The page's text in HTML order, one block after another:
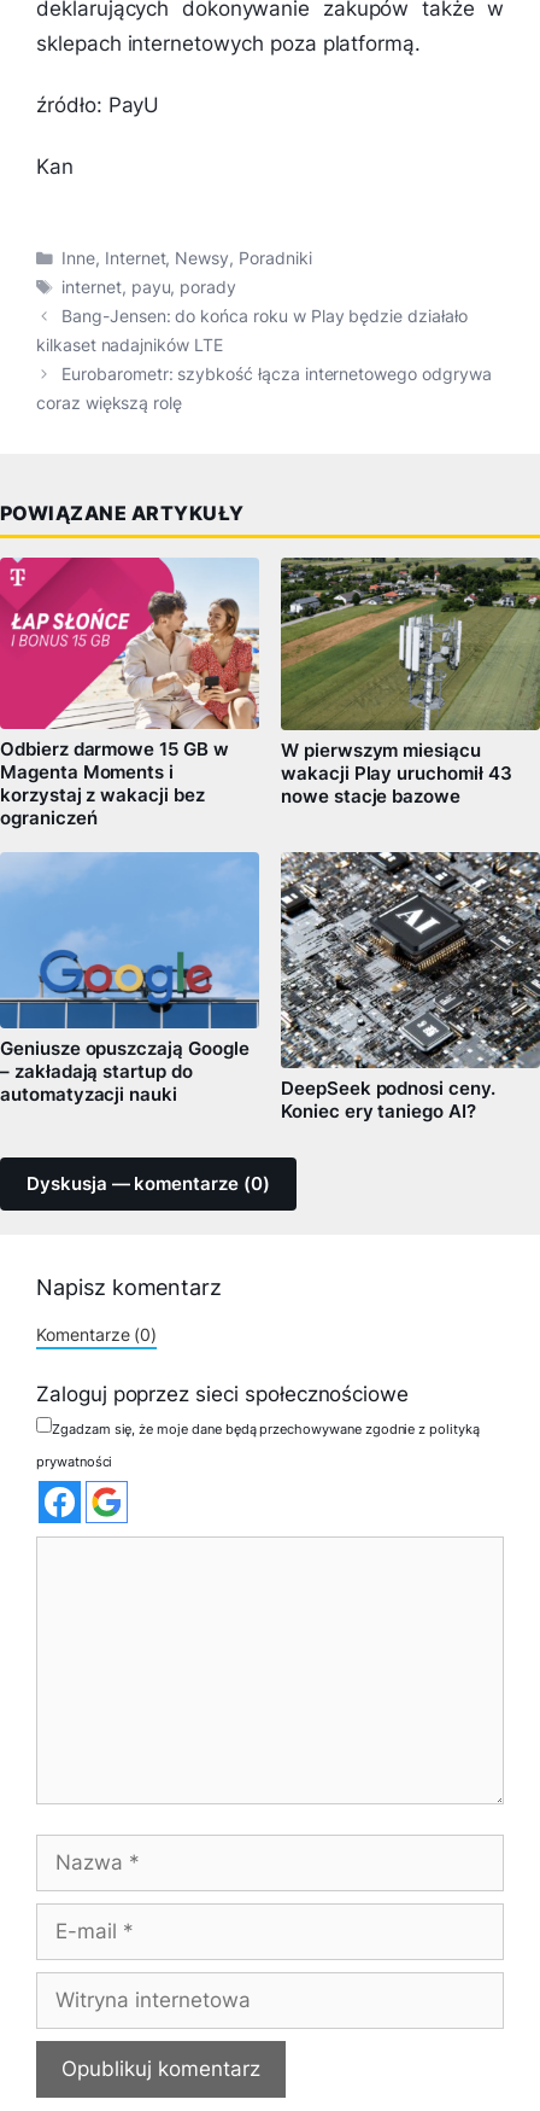
deklarujących dokonywanie zakupów także w
sklepach internetowych poza platformą.
źródło: PayU
Kan
Kategorie
Inne, Internet, Newsy, Poradniki
Tagi
internet, payu, porady
Bang-Jensen: do końca roku w Play będzie działało
kilkaset nadajników LTE
Eurobarometr: szybkość łącza internetowego odgrywa
coraz większą rolę
POWIĄZANE ARTYKUŁY
Odbierz darmowe 15 GB w
Magenta Moments i
korzystaj z wakacji bez
ograniczeń
W pierwszym miesiącu
wakacji Play uruchomił 43
nowe stacje bazowe
Geniusze opuszczają Google
– zakładają startup do
automatyzacji nauki
DeepSeek podnosi ceny.
Koniec ery taniego AI?
Dyskusja — komentarze (0)
Napisz komentarz
Komentarze (0)
Zaloguj poprzez sieci społecznościowe
Zgadzam się, że moje dane będą przechowywane zgodnie z polityką
prywatności
Nazwa
Witryna
internetowa